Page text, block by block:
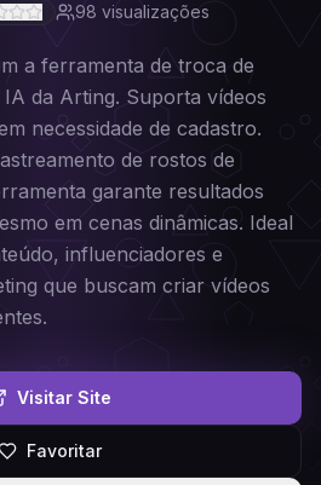
98 visualizações
a ferramenta de troca de
da Arting. Suporta vídeos
necessidade de cadastro.
de rostos de
garante resultados
em cenas dinâmicas. Ideal
influenciadores e
que buscam criar vídeos
Visitar Site
Favoritar